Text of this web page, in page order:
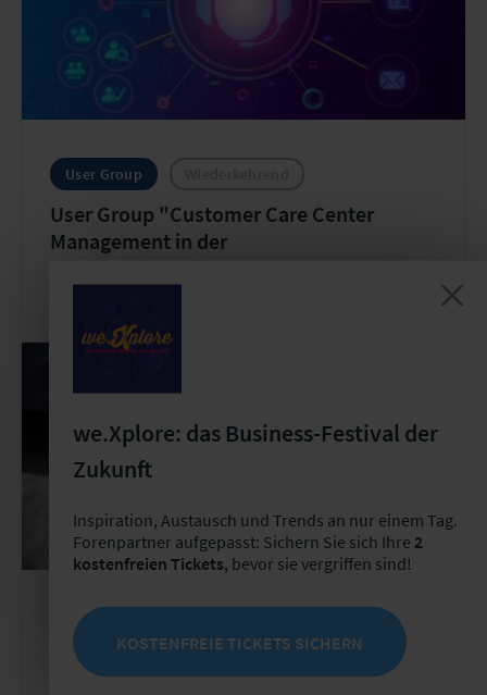
User Group
User Group "Customer Care Center
Management in der
User Group
User Group "IT-Management im
we.Xplore: das Business-Festival der
Zukunft
Inspiration, Austausch und Trends an nur einem Tag.
Forenpartner aufgepasst: Sichern Sie sich Ihre 2
kostenfreien Tickets, bevor sie vergriffen sind!
KOSTENFREIE TICKETS SICHERN